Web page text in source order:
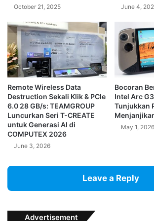
October 21, 2025 June 4,
Remote Wireless Data
Destruction Sekali Klik & PCIe
6.0 28 GB/s: TEAMGROUP
Luncurkan Seri T-CREATE
untuk Generasi AI di
COMPUTEX 2026
June 3, 2026
Bocoran
Intel Arc
Tunjukkan
May 1, 2026
Leave a Reply
Advertisement